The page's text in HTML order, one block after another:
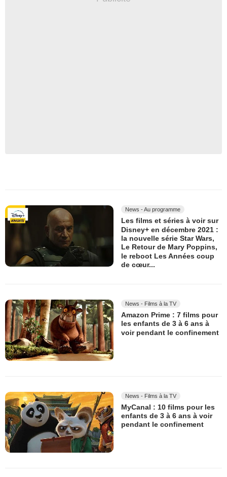
News - Au programme
Les films et séries à voir sur
Disney+ en décembre 2021 :
la nouvelle série Star Wars,
Le Retour de Mary Poppins,
le reboot Les Années coup
de cœur...
News - Films à la TV
Amazon Prime : 7 films pour
les enfants de 3 à 6 ans à
voir pendant le confinement
News - Films à la TV
MyCanal : 10 films pour les
enfants de 3 à 6 ans à voir
pendant le confinement